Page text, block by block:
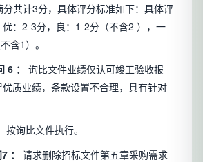
分共计3分，具体评分标准如下：具体评
：2-3分，良：1-2分（不含2 ），一
含1）。
6 ： 询比文件业绩仅认可竣工验收报
质业绩，条款设置不合理，具有针对
按询比文件执行。
： 请求删除招标文件第五章采购需求 -